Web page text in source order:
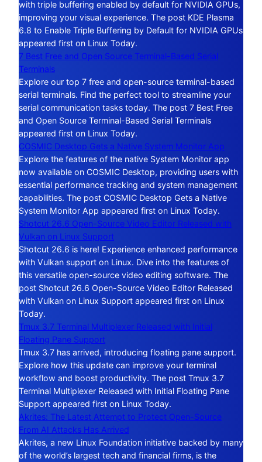
with triple buffering enabled by default for NVIDIA GPUs,
improving your visual experience. The post KDE Plasma
6.8 to Enable Triple Buffering by Default for NVIDIA GPUs
appeared first on Linux Today.
7 Best Free and Open Source Terminal-Based Serial
Terminals
Explore our top 7 free and open-source terminal-based
serial terminals. Find the perfect tool to streamline your
serial communication tasks today. The post 7 Best Free
and Open Source Terminal-Based Serial Terminals
appeared first on Linux Today.
COSMIC Desktop Gets a Native System Monitor App
Explore the features of the native System Monitor app
now available on COSMIC Desktop, providing users with
essential performance tracking and system management
capabilities. The post COSMIC Desktop Gets a Native
System Monitor App appeared first on Linux Today.
Shotcut 26.6 Open-Source Video Editor Released with
Vulkan on Linux Support
Shotcut 26.6 is here! Experience enhanced performance
with Vulkan support on Linux. Dive into the features of
this versatile open-source video editing software. The
post Shotcut 26.6 Open-Source Video Editor Released
with Vulkan on Linux Support appeared first on Linux
Today.
Tmux 3.7 Terminal Multiplexer Released with Initial
Floating Pane Support
Tmux 3.7 has arrived, introducing floating pane support.
Explore how this update can improve your terminal
workflow and boost productivity. The post Tmux 3.7
Terminal Multiplexer Released with Initial Floating Pane
Support appeared first on Linux Today.
Akrites: The Latest Attempt to Protect Open-Source
From AI Attacks Has Arrived
Akrites, a new Linux Foundation initiative backed by many
of the world’s largest tech and financial firms, is the